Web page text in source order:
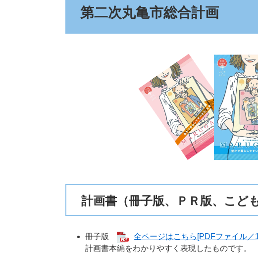
第二次丸亀市総合計画
計画書（冊子版、ＰＲ版、こども
冊子版
全ページはこちら[PDFファイル／
計画書本編をわかりやすく表現したものです。